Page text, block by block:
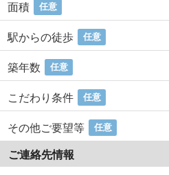
面積 任意
駅からの徒歩 任意
築年数 任意
こだわり条件 任意
その他ご要望等 任意
ご連絡先情報